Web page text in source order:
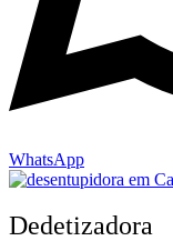
WhatsApp
Dedetizadora